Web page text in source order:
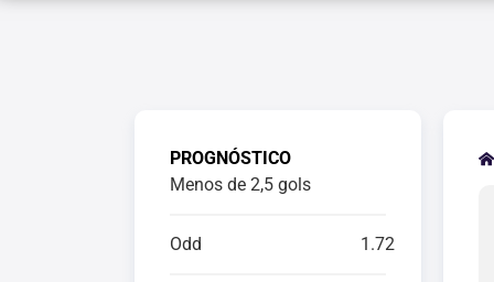
PROGNÓSTICO
Menos de 2,5 gols
Odd 1.72